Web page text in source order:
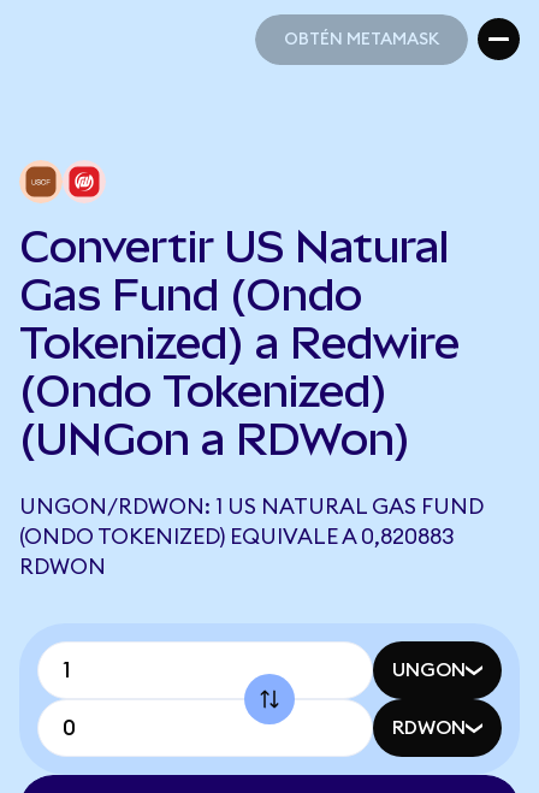
OBTÉN METAMASK
Convertir US Natural
Gas Fund (Ondo
Tokenized) a Redwire
(Ondo Tokenized)
(UNGon a RDWon)
UNGON/RDWON: 1 US NATURAL GAS FUND
(ONDO TOKENIZED) EQUIVALE A 0,820883
RDWON
UNGON
RDWON